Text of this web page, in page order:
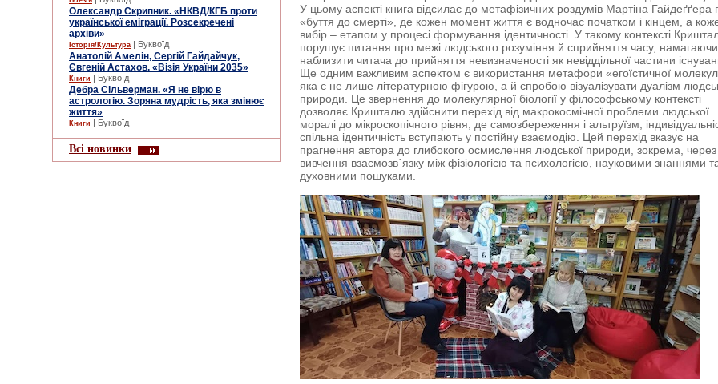
Олександр Скрипник. «НКВД/КГБ проти
української еміграції. Розсекречені
архіви»
Історія/Культура | Буквоїд
Анатолій Амелін, Сергій Гайдайчук,
Євгеній Астахов. «Візія України 2035»
Книги | Буквоїд
Дебра Сільверман. «Я не вірю в
астрологію. Зоряна мудрість, яка змінює
життя»
Книги | Буквоїд
Всі новинки
У цьому аспекті книга відсилає до метафізичних роздумів Мартіна Гайдеґґера
«буття до смерті», де кожен момент життя є водночас початком і кінцем, а
вибір – етапом у процесі формування ідентичності. У такому контексті
порушує питання про межі людського розуміння й сприйняття часу,
наблизити читача до прийняття невизначеності як невіддільної частини
Ще одним важливим аспектом є використання метафори «егоїстичної
яка є не лише літературною фігурою, а й спробою візуалізувати дуалізм
природи. Це звернення до молекулярної біології у філософському контексті
дозволяє Кришталю здійснити перехід від макрокосмічної проблеми людської
моралі до мікроскопічного рівня, де самозбереження і альтруїзм,
спільна ідентичність вступають у постійну взаємодію. Цей перехід вказує на
прагнення автора до глибокого осмислення людської природи, зокрема, через
вивчення взаємозв´язку між фізіологією та психологією, науковими знаннями
духовними пошуками.